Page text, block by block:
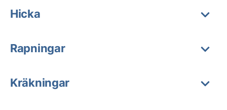
Hicka
Rapningar
Kräkningar